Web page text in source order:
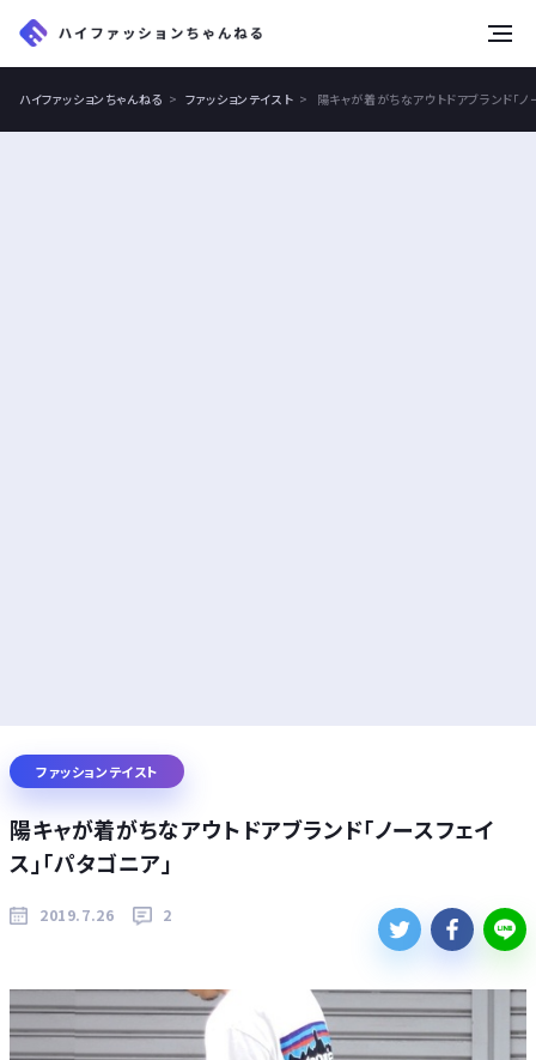
ハイファッションちゃんねる ファッションテイスト 陽キャが着がちなアウトドアブランド「ノ
ファッションテイスト
陽キャが着がちなアウトドアブランド「ノースフェイ
ス」「パタゴニア」
2019.7.26 2